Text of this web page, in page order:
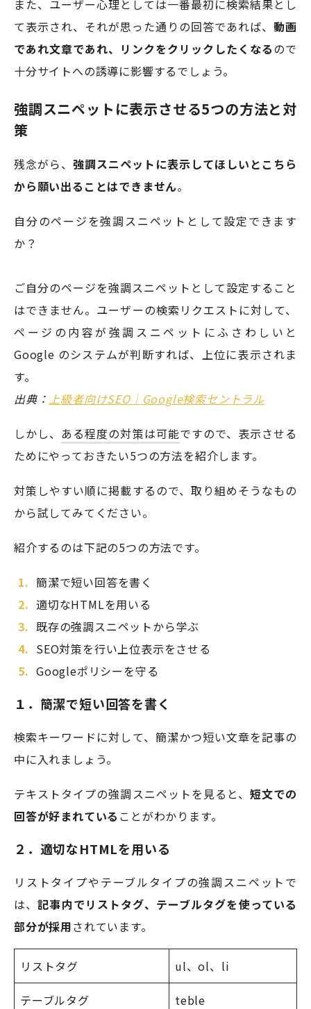
また、ユーザー心理としては一番最初に検索結果とし
て表示され、それが思った通りの回答であれば、動画
であれ文章であれ、リンクをクリックしたくなるので
十分サイトへの誘導に影響するでしょう。
強調スニペットに表示させる5つの方法と対
策
残念がら、強調スニペットに表示してほしいとこちら
から願い出ることはできません。
自分のページを強調スニペットとして設定できます
か？
ご自分のページを強調スニペットとして設定すること
はできません。ユーザーの検索リクエストに対して、
ページの内容が強調スニペットにふさわしいと
Google のシステムが判断すれば、上位に表示されま
す。
出典： 上級者向けSEO｜Google検索セントラル
しかし、 ある程度の対策は可能ですので、表示させる
ためにやっておきたい5つの方法を紹介します。
対策しやすい順に掲載するので、取り組めそうなもの
から試してみてください。
紹介するのは下記の5つの方法です。
簡潔で短い回答を書く
適切なHTMLを用いる
既存の強調スニペットから学ぶ
SEO対策を行い上位表示をさせる
Googleポリシーを守る
１．簡潔で短い回答を書く
検索キーワードに対して、簡潔かつ短い文章を記事の
中に入れましょう。
テキストタイプの強調スニペットを見ると、短文での
回答が好まれている ことがわかります。
２．適切なHTMLを用いる
リストタイプやテーブルタイプの強調スニペットで
は、記事内でリストタグ、テーブルタグを使っている
部分が採用されています。
リストタグ ul、ol、li
テーブルタグ teble